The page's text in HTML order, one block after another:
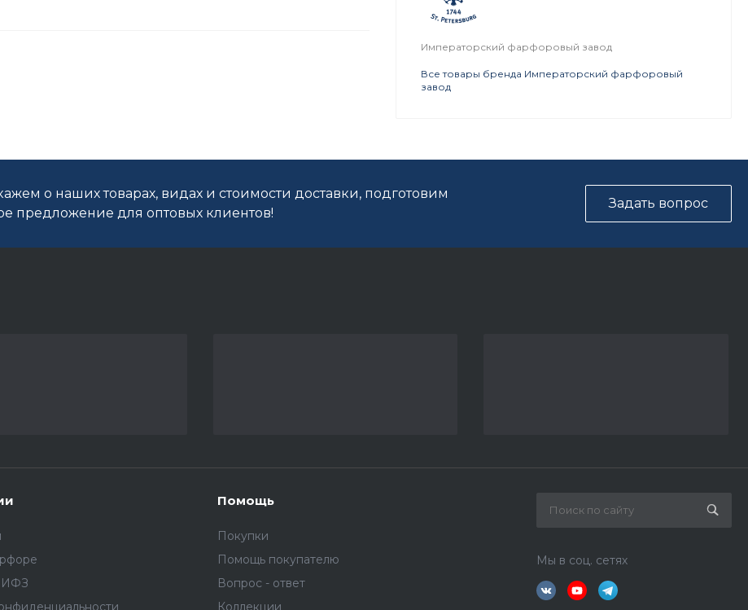
Императорский фарфоровый завод
Все товары бренда Императорский фарфоровый
завод
о наших товарах, видах и стоимости доставки, подготовим
предложение для оптовых клиентов!
Задать вопрос
ИФЗ
Помощь
Покупки
Помощь покупателю
Вопрос - ответ
Коллекции
Мы в соц. сетях